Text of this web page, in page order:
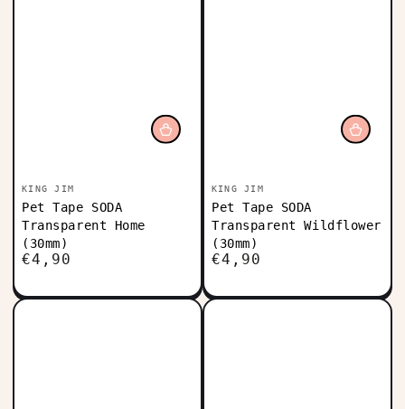
Vendedor:
KING JIM
Pet Tape SODA
Transparent Home
(30mm)
Precio
€4,90
Vendedor:
KING JIM
Pet Tape SODA
Transparent Wildflower
(30mm)
Precio
€4,90